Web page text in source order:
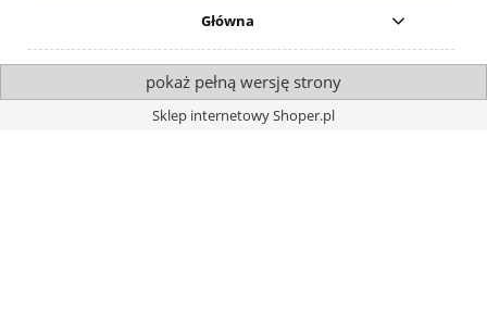
Główna
pokaż pełną wersję strony
Sklep internetowy Shoper.pl